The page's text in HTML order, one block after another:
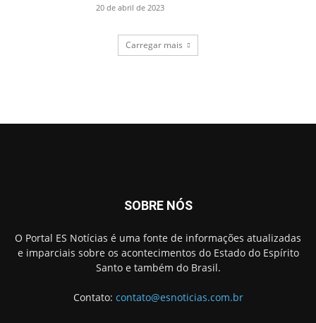
20 de abril de 2023
Carregar mais
SOBRE NÓS
O Portal ES Notícias é uma fonte de informações atualizadas
e imparciais sobre os acontecimentos do Estado do Espírito
Santo e também do Brasil.
Contato: contato@esnoticias.com.br